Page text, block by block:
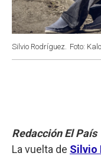
Silvio Rodríguez. Foto:
Redacción El País
La vuelta de Silvio